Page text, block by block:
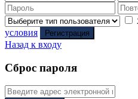
условия
Регистрация
Назад к входу
Сброс пароля